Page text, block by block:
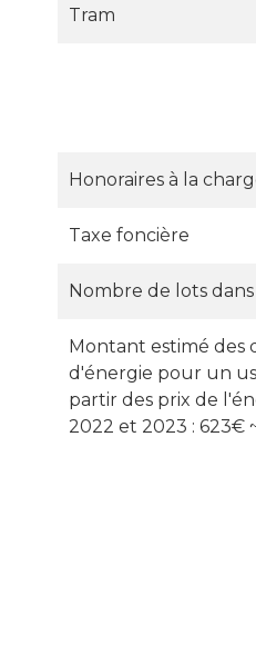
Tram
Honoraires à la
Taxe foncière
Nombre de lots
Montant estimé des
d'énergie pour un
partir des prix de
2022 et 2023 : 623€